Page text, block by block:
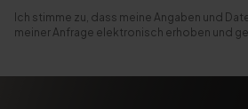
Ich stimme zu, dass meine Angaben und
meiner Anfrage elektronisch erhoben und